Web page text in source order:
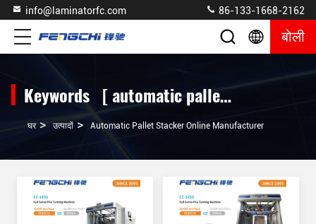
info@laminatorfc.com 86-133-1668-2162
बोली
Keywords [ automatic pallet stacker ] Match 53 उत्पादों
घर > उत्पादों > Automatic Pallet Stacker Online Manufacturer